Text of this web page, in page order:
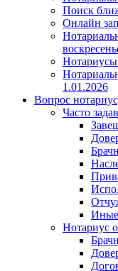
Поиск
Онлайн
Нотариусы
1.01.2026
Вопрос
Часто
Нотариус